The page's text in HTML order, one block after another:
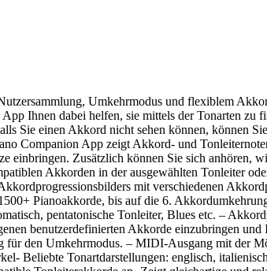
Umkehrmodus und flexiblem
Ihnen dabei helfen, sie mittels der Tonarten zu
Sie einen Akkord nicht sehen können, können
Companion App zeigt Akkord- und
einbringen. Zusätzlich können Sie sich anhören,
Akkorden in der ausgewählten Tonleiter
mit verschiedenen
Pianoakkorde, bis auf die 6.
pentatonische Tonleiter, Blues etc. –
benutzerdefinierten Akkorde einzubringen und
für den Umkehrmodus. – MIDI-Ausgang mit der
Beliebte Tonartdarstellungen: englisch,